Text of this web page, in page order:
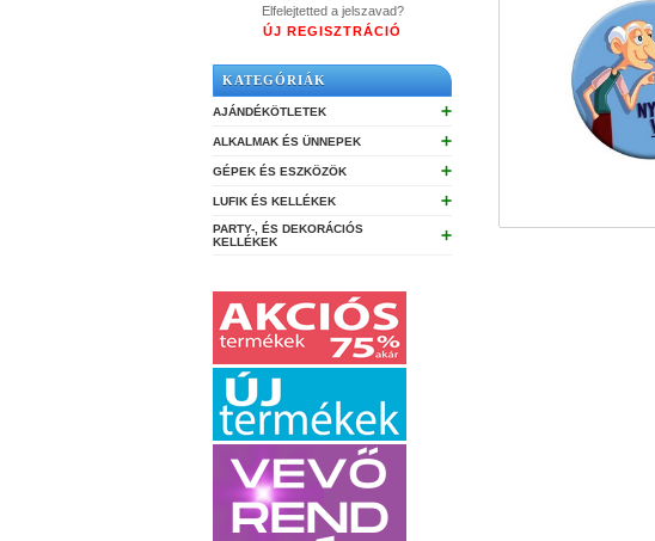
Elfelejtetted a jelszavad?
ÚJ REGISZTRÁCIÓ
KATEGÓRIÁK
AJÁNDÉKÖTLETEK ➕
ALKALMAK ÉS ÜNNEPEK ➕
GÉPEK ÉS ESZKÖZÖK ➕
LUFIK ÉS KELLÉKEK ➕
PARTY-, ÉS DEKORÁCIÓS
KELLÉKEK
➕